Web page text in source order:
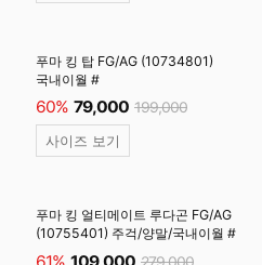
푸마 킹 탑 FG/AG (10734801)
국내이월 #
60% 79,000 199,000
사이즈 보기
푸마 킹 얼티메이트 루다곤 FG/AG
(10755401) 주걱/양말/국내이월 #
279,000